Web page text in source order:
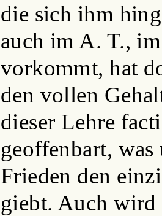
die sich ihm
auch im A. T.,
vorkommt, hat
den vollen
dieser Lehre
geoffenbart,
Frieden den
giebt. Auch wird